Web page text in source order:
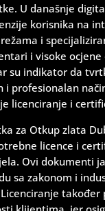
U današnje
korisnika na
i
i visoke ocjene
su indikator da
profesionalan
licenciranje i
za Otkup zlata
licence i
Ovi dokumenti
sa zakonom i
također